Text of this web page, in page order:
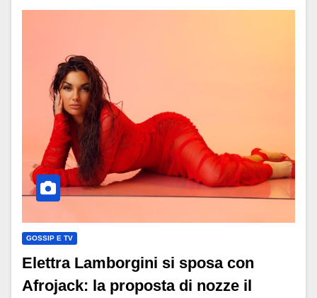
GOSSIP E TV
Elettra Lamborgini si sposa con
Afrojack: la proposta di nozze il